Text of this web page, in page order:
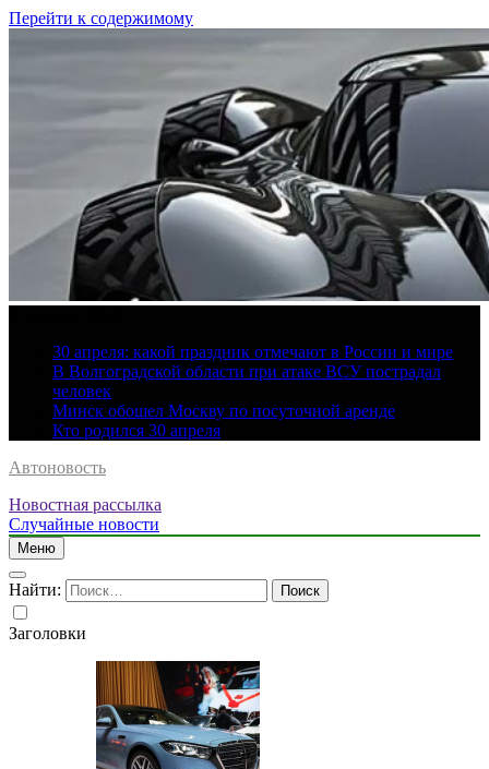
Перейти к содержимому
30 апреля: какой праздник отмечают в России и мире
В Волгоградской области при атаке ВСУ пострадал
человек
Минск обошел Москву по посуточной аренде
Кто родился 30 апреля
Автоновость
Новостная рассылка
Случайные новости
Меню
Найти:
Заголовки